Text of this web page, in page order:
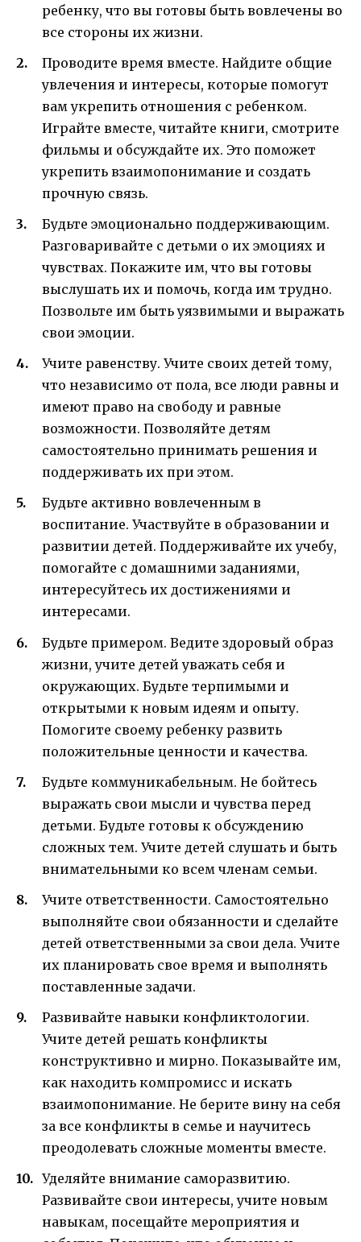
ребенку, что вы готовы быть вовлечены во
все стороны их жизни.
Проводите время вместе. Найдите общие
увлечения и интересы, которые помогут
вам укрепить отношения с ребенком.
Играйте вместе, читайте книги, смотрите
фильмы и обсуждайте их. Это поможет
укрепить взаимопонимание и создать
прочную связь.
Будьте эмоционально поддерживающим.
Разговаривайте с детьми о их эмоциях и
чувствах. Покажите им, что вы готовы
выслушать их и помочь, когда им трудно.
Позвольте им быть уязвимыми и выражать
свои эмоции.
Учите равенству. Учите своих детей тому,
что независимо от пола, все люди равны и
имеют право на свободу и равные
возможности. Позволяйте детям
самостоятельно принимать решения и
поддерживать их при этом.
Будьте активно вовлеченным в
воспитание. Участвуйте в образовании и
развитии детей. Поддерживайте их учебу,
помогайте с домашними заданиями,
интересуйтесь их достижениями и
интересами.
Будьте примером. Ведите здоровый образ
жизни, учите детей уважать себя и
окружающих. Будьте терпимыми и
открытыми к новым идеям и опыту.
Помогите своему ребенку развить
положительные ценности и качества.
Будьте коммуникабельным. Не бойтесь
выражать свои мысли и чувства перед
детьми. Будьте готовы к обсуждению
сложных тем. Учите детей слушать и быть
внимательными ко всем членам семьи.
Учите ответственности. Самостоятельно
выполняйте свои обязанности и сделайте
детей ответственными за свои дела. Учите
их планировать свое время и выполнять
поставленные задачи.
Развивайте навыки конфликтологии.
Учите детей решать конфликты
конструктивно и мирно. Показывайте им,
как находить компромисс и искать
взаимопонимание. Не берите вину на себя
за все конфликты в семье и научитесь
преодолевать сложные моменты вместе.
Уделяйте внимание саморазвитию.
Развивайте свои интересы, учите новым
навыкам, посещайте мероприятия и